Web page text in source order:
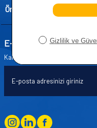
Önemli Bilgiler
E-Bülten Aboneliği
Kampanya ve yeniliklerden